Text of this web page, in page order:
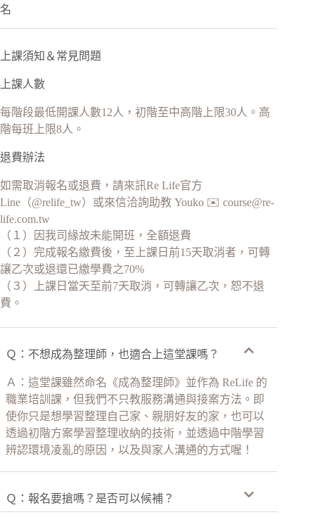
名
上課須知＆常見問題
上課人數
每階段最低開課人數12人，初階至中高階上限30人。高
階每班上限8人。
退費辦法
如需取消報名或退費，請來訊Re Life官方
Line（@relife_tw）或來信洽詢助教 Youko ✉️ course@re-
life.com.tw
（１）因我司緣故未能開班，全額退費
（２）完成報名繳費後，至上課日前15天取消者，可轉
讓乙次或退還已繳學費之70%
（３）上課日當天至前7天取消，可轉讓乙次，恕不退
費。
Ｑ：不想成為整理師，也適合上這堂課嗎？
Ａ：這堂課雖然命名《成為整理師》並作為 ReLife 的
職業培訓課，但我們不只教服務溝通與接案方法。即
使你只是想學習整理自己家、親朋好友的家，也可以
透過初階方案學習整理收納的技術，並透過中階學習
辨認環境凌亂的原因，以及與家人溝通的方式喔！
Ｑ：報名要搶嗎？是否可以候補？